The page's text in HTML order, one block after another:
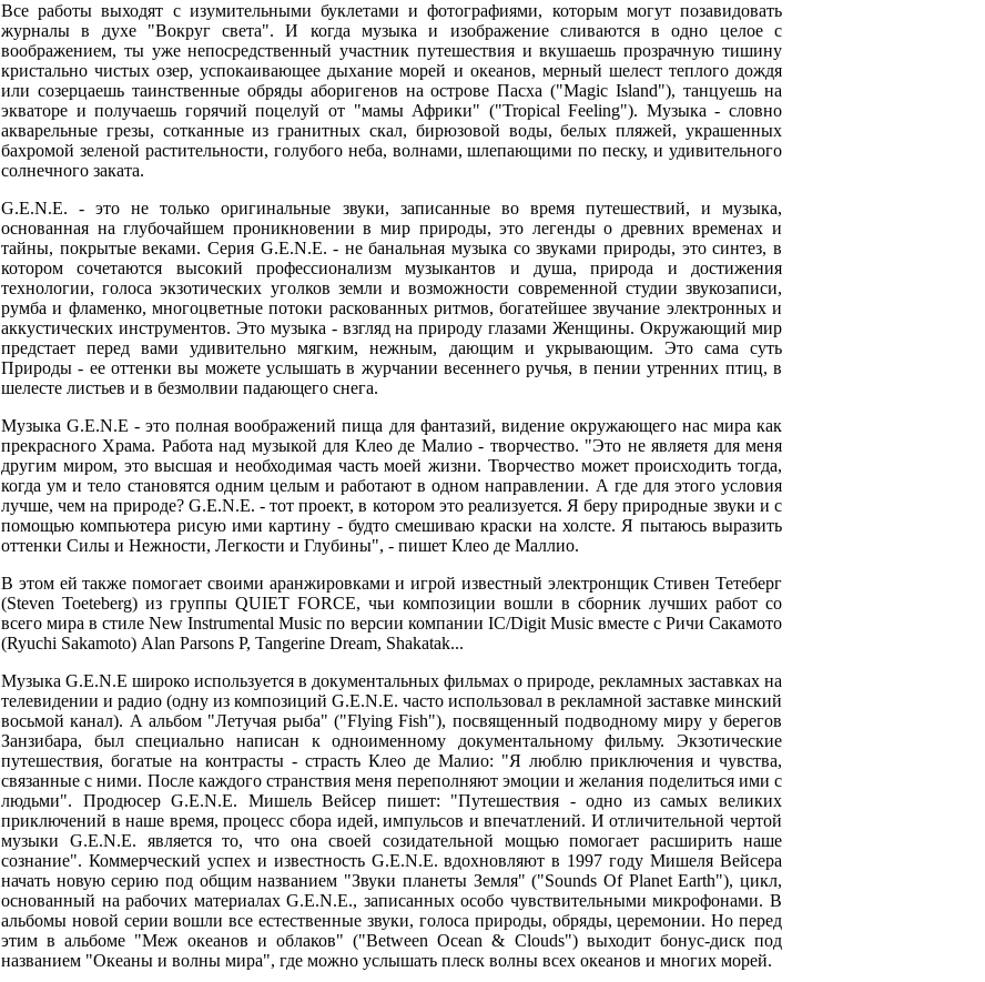
Все работы выходят с изумительными буклетами и фотографиями, которым могут позавидовать
журналы в духе "Вокруг света". И когда музыка и изображение сливаются в одно целое с
воображением, ты уже непосредственный участник путешествия и вкушаешь прозрачную тишину
кристально чистых озер, успокаивающее дыхание морей и океанов, мерный шелест теплого дождя
или созерцаешь таинственные обряды аборигенов на острове Пасха ("Magic Island"), танцуешь на
экваторе и получаешь горячий поцелуй от "мамы Африки" ("Tropical Feeling"). Музыка - словно
акварельные грезы, сотканные из гранитных скал, бирюзовой воды, белых пляжей, украшенных
бахромой зеленой растительности, голубого неба, волнами, шлепающими по песку, и удивительного
солнечного заката.
G.E.N.E. - это не только оригинальные звуки, записанные во время путешествий, и музыка,
основанная на глубочайшем проникновении в мир природы, это легенды о древних временах и
тайны, покрытые веками. Серия G.E.N.E. - не банальная музыка со звуками природы, это синтез, в
котором сочетаются высокий профессионализм музыкантов и душа, природа и достижения
технологии, голоса экзотических уголков земли и возможности современной студии звукозаписи,
румба и фламенко, многоцветные потоки раскованных ритмов, богатейшее звучание электронных и
аккустических инструментов. Это музыка - взгляд на природу глазами Женщины. Окружающий мир
предстает перед вами удивительно мягким, нежным, дающим и укрывающим. Это сама суть
Природы - ее оттенки вы можете услышать в журчании весеннего ручья, в пении утренних птиц, в
шелесте листьев и в безмолвии падающего снега.
Музыка G.E.N.E - это полная воображений пища для фантазий, видение окружающего нас мира как
прекрасного Храма. Работа над музыкой для Клео де Малио - творчество. "Это не являетя для меня
другим миром, это высшая и необходимая часть моей жизни. Творчество может происходить тогда,
когда ум и тело становятся одним целым и работают в одном направлении. А где для этого условия
лучше, чем на природе? G.E.N.E. - тот проект, в котором это реализуется. Я беру природные звуки и с
помощью компьютера рисую ими картину - будто смешиваю краски на холсте. Я пытаюсь выразить
оттенки Силы и Нежности, Легкости и Глубины", - пишет Клео де Маллио.
В этом ей также помогает своими аранжировками и игрой известный электронщик Стивен Тетеберг
(Steven Toeteberg) из группы QUIET FORCE, чьи композиции вошли в сборник лучших работ со
всего мира в стиле New Instrumental Music по версии компании IC/Digit Music вместе с Ричи Сакамото
(Ryuchi Sakamoto) Alan Parsons P, Tangerine Dream, Shakatak...
Музыка G.E.N.E широко используется в документальных фильмах о природе, рекламных заставках на
телевидении и радио (одну из композиций G.E.N.E. часто использовал в рекламной заставке минский
восьмой канал). А альбом "Летучая рыба" ("Flying Fish"), посвященный подводному миру у берегов
Занзибара, был специально написан к одноименному документальному фильму. Экзотические
путешествия, богатые на контрасты - страсть Клео де Малио: "Я люблю приключения и чувства,
связанные с ними. После каждого странствия меня переполняют эмоции и желания поделиться ими с
людьми". Продюсер G.E.N.E. Мишель Вейсер пишет: "Путешествия - одно из самых великих
приключений в наше время, процесс сбора идей, импульсов и впечатлений. И отличительной чертой
музыки G.E.N.E. является то, что она своей созидательной мощью помогает расширить наше
сознание". Коммерческий успех и известность G.E.N.E. вдохновляют в 1997 году Мишеля Вейсера
начать новую серию под общим названием "Звуки планеты Земля" ("Sounds Of Planet Earth"), цикл,
основанный на рабочих материалах G.E.N.E., записанных особо чувствительными микрофонами. В
альбомы новой серии вошли все естественные звуки, голоса природы, обряды, церемонии. Но перед
этим в альбоме "Меж океанов и облаков" ("Between Ocean & Clouds") выходит бонус-диск под
названием "Океаны и волны мира", где можно услышать плеск волны всех океанов и многих морей.